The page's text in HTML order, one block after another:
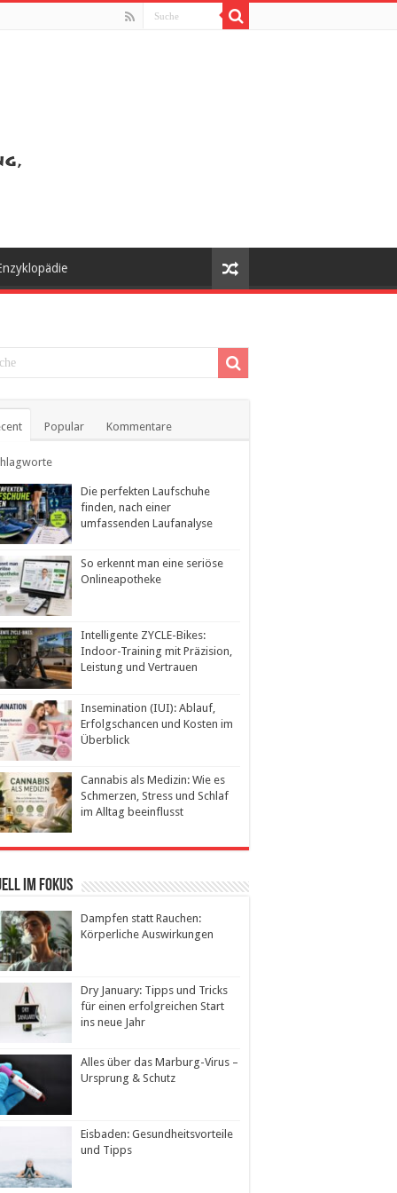
Popular Kommentare
Die perfekten Laufschuhe
finden, nach einer
umfassenden Laufanalyse
So erkennt man eine seriöse
Onlineapotheke
Intelligente ZYCLE-Bikes:
Indoor-Training mit Präzision,
Leistung und Vertrauen
Insemination (IUI): Ablauf,
Erfolgschancen und Kosten im
Überblick
Cannabis als Medizin: Wie es
Schmerzen, Stress und Schlaf
im Alltag beeinflusst
im Fokus
Dampfen statt Rauchen:
Körperliche Auswirkungen
Dry January: Tipps und Tricks
für einen erfolgreichen Start
ins neue Jahr
Alles über das Marburg-Virus –
Ursprung & Schutz
Eisbaden: Gesundheitsvorteile
und Tipps